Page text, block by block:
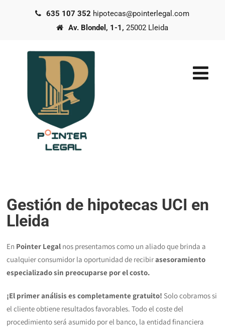
635 107 352 hipotecas@pointerlegal.com
Av. Blondel, 1-1,25002 Lleida
Gestión de hipotecas UCI en
Lleida
En Pointer Legal nos presentamos como un aliado que brinda a
cualquier consumidor la oportunidad de recibirasesoramiento
especializado sin preocuparse por el costo.
¡El primer análisis es completamente gratuito! Solo cobramos si
el cliente obtiene resultados favorables. Todo el coste del
procedimiento será asumido por el banco, la entidad financiera